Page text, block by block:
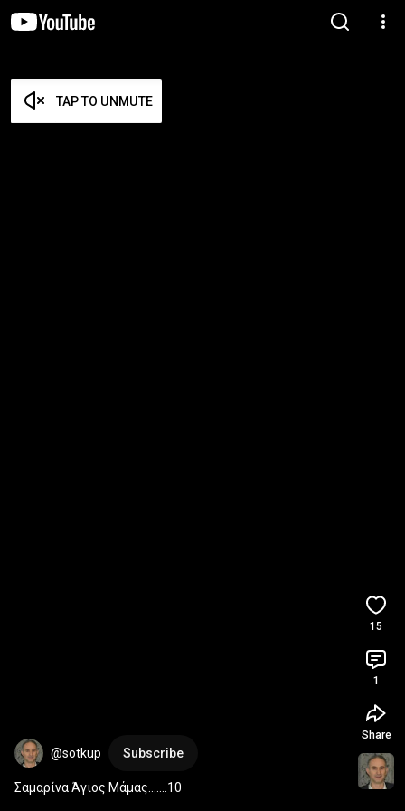
TAP TO UNMUTE
@sotkup Subscribe
Σαμαρίνα Άγιος Μάμας.......10
15
1
Share